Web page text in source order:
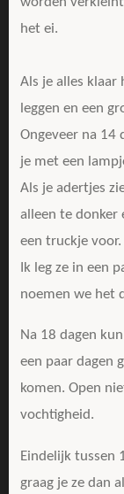
het ei.
Als je alles klaar
leggen en een
Ongeveer na 14
je met een
Als je adertjes
alleen te donker
een truckje voor.
Ik leg ze in een
noemen we het
Na 18 dagen
een paar dagen
komen. Open
vochtigheid.
Eindelijk tussen
graag je ze dan